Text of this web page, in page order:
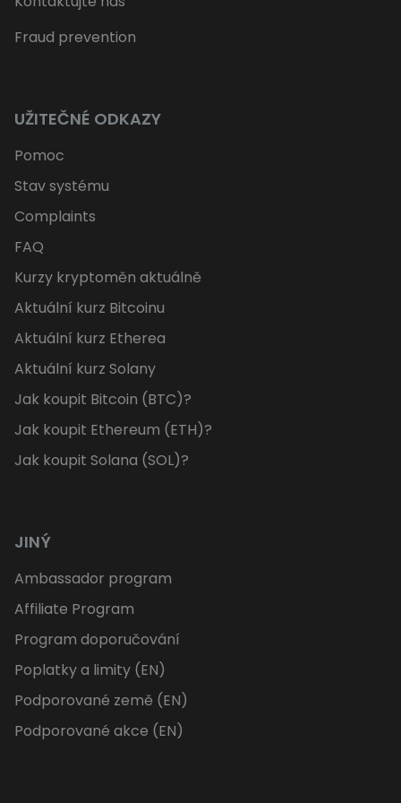
Fraud prevention
UŽITEČNÉ ODKAZY
Pomoc
Stav systému
Complaints
FAQ
Kurzy kryptoměn aktuálně
Aktuální kurz Bitcoinu
Aktuální kurz Etherea
Aktuální kurz Solany
Jak koupit Bitcoin (BTC)?
Jak koupit Ethereum (ETH)?
Jak koupit Solana (SOL)?
JINÝ
Ambassador program
Affiliate Program
Program doporučování
Poplatky a limity (EN)
Podporované země (EN)
Podporované akce (EN)